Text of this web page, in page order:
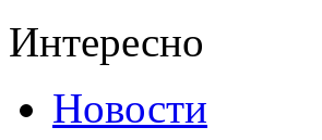
Интересно
Новости